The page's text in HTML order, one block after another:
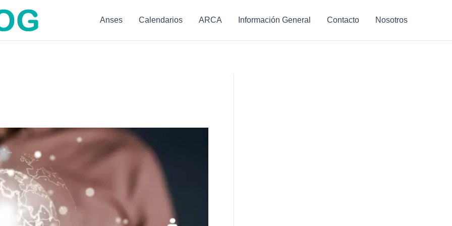
Anses Calendarios ARCA Información General Contacto Nosotros